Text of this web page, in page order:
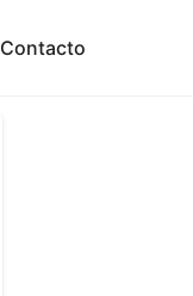
Contacto